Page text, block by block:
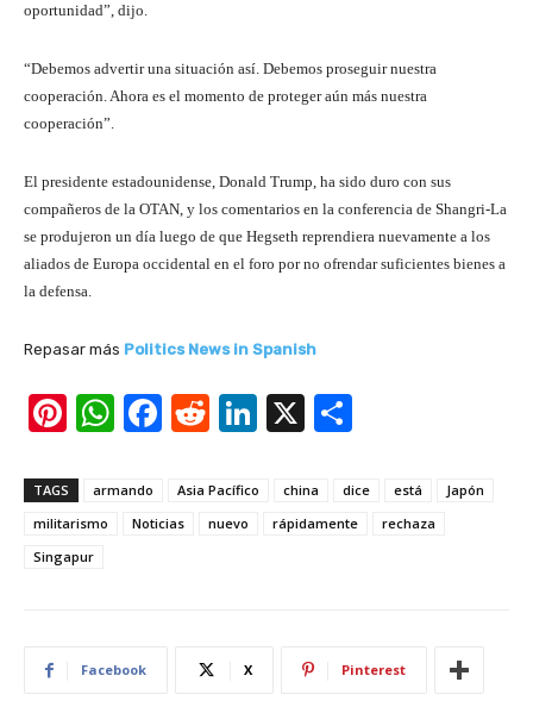
oportunidad”, dijo.
“Debemos advertir una situación así. Debemos proseguir nuestra
cooperación. Ahora es el momento de proteger aún más nuestra
cooperación”.
El presidente estadounidense, Donald Trump, ha sido duro con sus
compañeros de la OTAN, y los comentarios en la conferencia de Shangri-La
se produjeron un día luego de que Hegseth reprendiera nuevamente a los
aliados de Europa occidental en el foro por no ofrendar suficientes bienes a
la defensa.
Repasar más Politics News in Spanish
Pi
er
e
st
W
at
s
F
c
e
R
d
di
Li
k
e
X
ar
e
TAGS armando Asia Pacífico china dice está
Japón
militarismo
Noticias nuevo rápidamente
rechaza
Singapur
Facebook X Pinterest